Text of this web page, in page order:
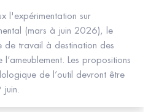
l'expérimentation sur
(mars à juin 2026), le
de travail à destination des
Les propositions
de l’outil devront être
juin.